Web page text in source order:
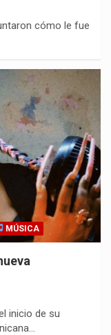
cómo le fue
MÚSICA
inicio de su